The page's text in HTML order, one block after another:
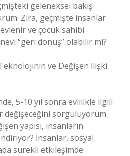
geleneksel bakış
Zira, geçmişte insanlar
ve çocuk sahibi
“geri dönüş” olabilir mi?
ve Değişen İlişki
5-10 yıl sonra evlilikle ilgili
değişeceğini sorguluyorum.
yapısı, insanların
İnsanlar, sosyal
sürekli etkileşimde